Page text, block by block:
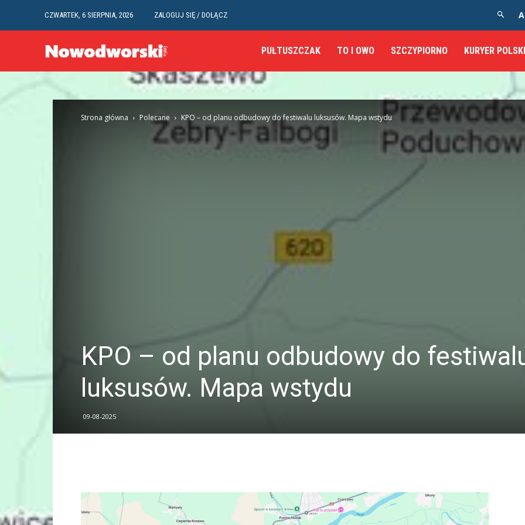
CZWARTEK, 6 SIERPNIA, 2026 ZALOGUJ SIĘ / DOŁĄCZ
PUŁTUSZCZAK TO I OWO SZCZYPIORNO KURYER
Strona główna Polecane KPO – od planu odbudowy do festiwalu luksusów. Mapa wstydu
KPO – od planu odbudowy do
luksusów. Mapa wstydu
09-08-2025